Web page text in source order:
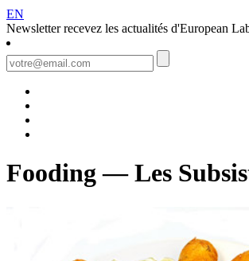
EN
Newsletter recevez les actualités d'European
Fooding — Les